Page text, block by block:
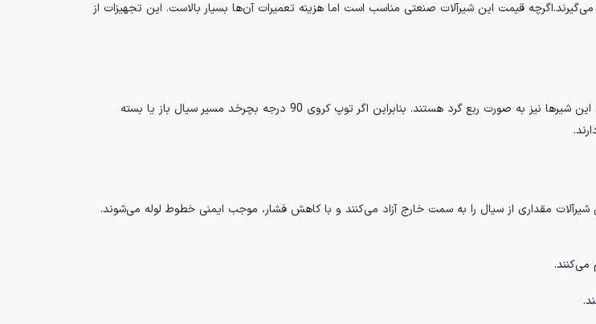
قیمت این شیرآلات صنعتی مناسب است اما هزینه تعمیرات آن‌ها بسیار بالاست. این تجهیزات از
مکانیزم عملکرد این شیرها، استفاده از یک توپ کروی به عنوان مانع عبور جریان است. این شیرها نیز به صورت ربع گرد هستند. بنابراین اگر توپ کروی 90 درجه بچرخد مسیر سیال باز یا بسته
شیرآلات مقداری از سیال را به سمت خارج آزاد می‌کنند و با کاهش فشار، موجب ایمنی خطوط لوله می‌شوند.
می‌کنند.